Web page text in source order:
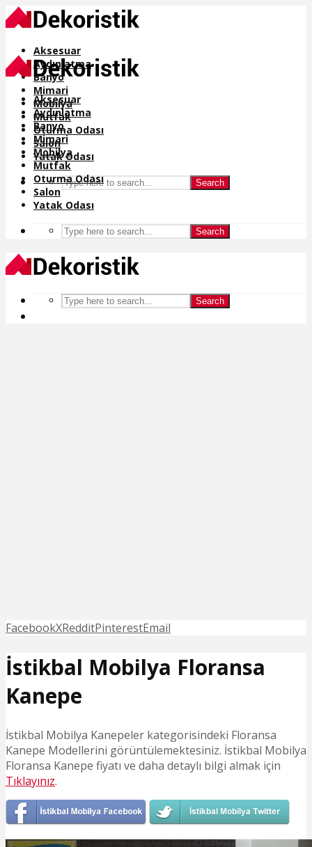
Aksesuar
Aydınlatma
Banyo
Mimari
Mobilya
Mutfak
Oturma Odası
Salon
Yatak Odası
Search
Aksesuar
Aydınlatma
Banyo
Mimari
Mobilya
Mutfak
Oturma Odası
Salon
Yatak Odası
Search
Search
FacebookXRedditPinterestEmail
İstikbal Mobilya Floransa
Kanepe
İstikbal Mobilya Kanepeler kategorisindeki Floransa
Kanepe Modellerini görüntülemektesiniz. İstikbal Mobilya
Floransa Kanepe fiyatı ve daha detaylı bilgi almak için
Tıklayınız.